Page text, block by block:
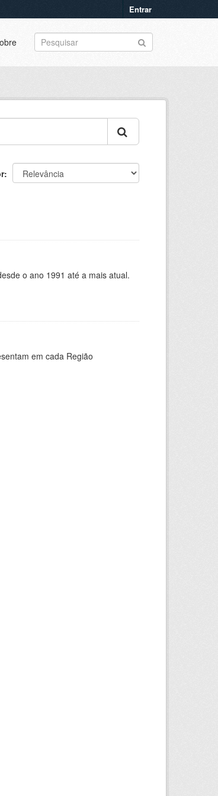
Entrar
o ano 1991 até a mais atual.
em cada Região